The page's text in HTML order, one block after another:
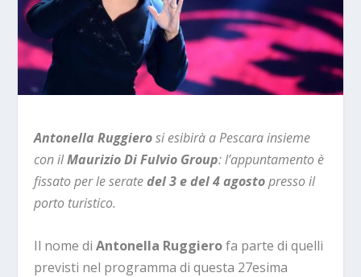
Antonella Ruggierosi esibirà a Pescara insieme
con ilMaurizio Di Fulvio Group: l’appuntamento è
fissato per le seratedel 3 e del 4 agostopresso il
porto turistico.
Il nome diAntonella Ruggierofa parte di quelli
previsti nel programma di questa 27esima